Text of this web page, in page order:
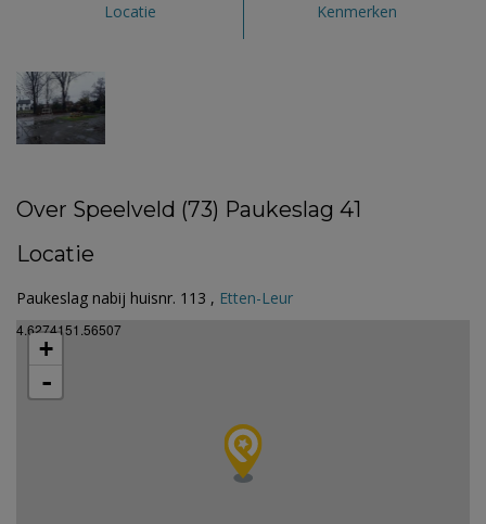
Locatie Kenmerken
Over Speelveld (73) Paukeslag 41
Locatie
Paukeslag nabij huisnr. 113 , Etten-Leur
4.6274151.56507
+
-